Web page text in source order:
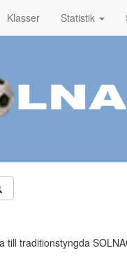
Klasser Statistik
till traditionstyngda